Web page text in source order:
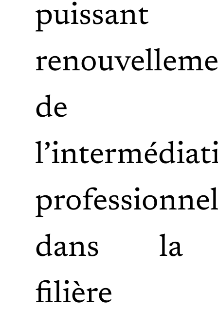
puissant
de
dans la
filière